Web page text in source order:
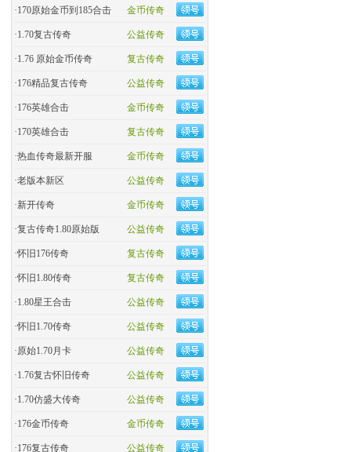
金币传奇
·170原始金币到185合击
公益传奇
·​1.70复古传奇
复古传奇
·1.76 原始金币传奇
公益传奇
·176精品复古传奇
金币传奇
·176英雄合击
复古传奇
·170英雄合击
金币传奇
·热血传奇最新开服
公益传奇
·老版本新区
金币传奇
·新开传奇
公益传奇
·复古传奇1.80原始版
复古传奇
·怀旧176传奇
复古传奇
·怀旧1.80传奇
公益传奇
·1.80星王合击
公益传奇
·怀旧1.70传奇
公益传奇
·原始1.70月卡
公益传奇
·1.76复古怀旧传奇
公益传奇
·1.70仿盛大传奇
金币传奇
·176金币传奇
公益传奇
·176复古传奇